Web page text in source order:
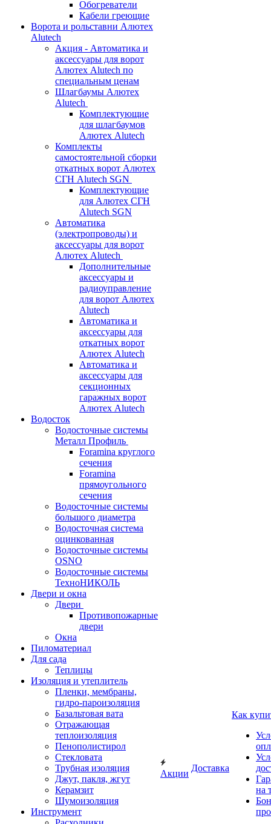
Обогреватели
Кабели греющие
Ворота и рольставни Алютех
Alutech
Акция - Автоматика и
аксессуары для ворот
Алютех Alutech по
специальным ценам
Шлагбаумы Алютех
Alutech
Комплектующие
для шлагбаумов
Алютех Alutech
Комплекты
самостоятельной сборки
откатных ворот Алютех
СГН Alutech SGN
Комплектующие
для Алютех СГН
Alutech SGN
Автоматика
(электропроводы) и
аксессуары для ворот
Алютех Alutech
Дополнительные
аксессуары и
радиоуправление
для ворот Алютех
Alutech
Автоматика и
аксессуары для
откатных ворот
Алютех Alutech
Автоматика и
аксессуары для
секционных
гаражных ворот
Алютех Alutech
Водосток
Водосточные системы
Металл Профиль
Foramina круглого
сечения
Foramina
прямоугольного
сечения
Водосточные системы
большого диаметра
Водосточная система
оцинкованная
Водосточные системы
OSNO
Водосточные системы
ТехноНИКОЛЬ
Двери и окна
Двери
Противопожарные
двери
Окна
Пиломатериал
Для сада
Теплицы
Изоляция и утеплитель
Пленки, мембраны,
гидро-пароизоляция
Базальтовая вата
Отражающая
теплоизоляция
Пенополистирол
Стекловата
Трубная изоляция
Джут, пакля, жгут
Керамзит
Шумоизоляция
Инструмент
Акции
Доставка
Как
на